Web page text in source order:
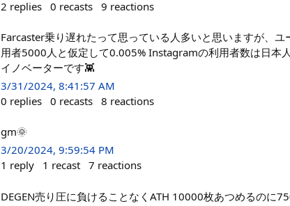
2 replies 0 recasts 9 reactions
Farcaster乗り遅れたって思っている人多いと思いますが、
用者5000人と仮定して0.005% Instagramの利用者数は日本
イノベーターです👾
3/31/2024, 8:41:57 AM
0 replies 0 recasts 8 reactions
gm🌞
3/20/2024, 9:59:54 PM
1 reply 1 recast 7 reactions
DEGEN売り圧に負けることなくATH 10000枚あつめるのに